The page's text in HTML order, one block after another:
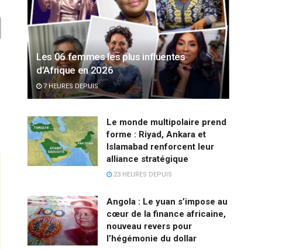
Les 06 femmes les plus influentes
d’Afrique en 2026
7 HEURES DEPUIS
Le monde multipolaire prend
forme : Riyad, Ankara et
Islamabad renforcent leur
alliance stratégique
23 HEURES DEPUIS
Angola : Le yuan s’impose au
cœur de la finance africaine,
nouveau revers pour
l’hégémonie du dollar